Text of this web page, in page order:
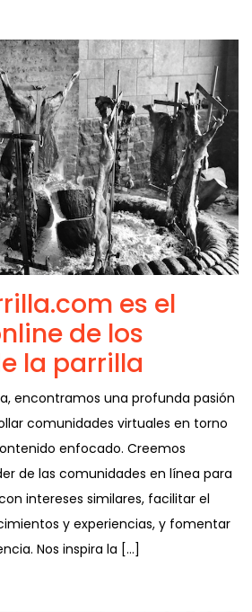
es el
de los
la parrilla
encontramos una profunda pasión
comunidades virtuales en torno
enfocado. Creemos
de las comunidades en línea para
intereses similares, facilitar el
y experiencias, y fomentar
Nos inspira la […]